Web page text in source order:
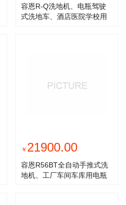
容恩R-Q洗地机、电瓶驾驶
式洗地车、酒店医院学校用
￥ 21900.00
容恩R56BT全自动手推式洗
地机、工厂车间车库用电瓶